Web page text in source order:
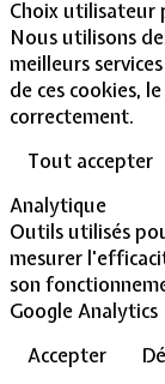
Choix utilisateur
Nous utilisons
meilleurs
de ces cookies,
correctement.
Tout accepter
Analytique
Outils utilisés
mesurer
son
Google Analytics
Accepter